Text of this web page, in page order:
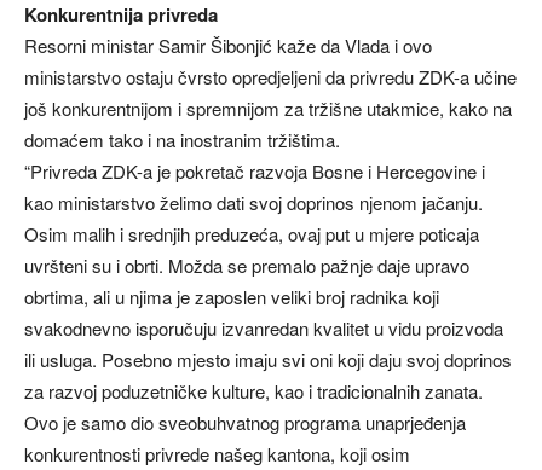
Konkurentnija privreda
Resorni ministar Samir Šibonjić kaže da Vlada i ovo
ministarstvo ostaju čvrsto opredjeljeni da privredu ZDK-a učine
još konkurentnijom i spremnijom za tržišne utakmice, kako na
domaćem tako i na inostranim tržištima.
“Privreda ZDK-a je pokretač razvoja Bosne i Hercegovine i
kao ministarstvo želimo dati svoj doprinos njenom jačanju.
Osim malih i srednjih preduzeća, ovaj put u mjere poticaja
uvršteni su i obrti. Možda se premalo pažnje daje upravo
obrtima, ali u njima je zaposlen veliki broj radnika koji
svakodnevno isporučuju izvanredan kvalitet u vidu proizvoda
ili usluga. Posebno mjesto imaju svi oni koji daju svoj doprinos
za razvoj poduzetničke kulture, kao i tradicionalnih zanata.
Ovo je samo dio sveobuhvatnog programa unaprjeđenja
konkurentnosti privrede našeg kantona, koji osim